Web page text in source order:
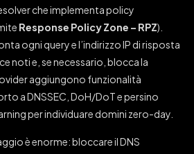
che implementa policy
Response Policy Zone – RPZ).
ogni query e l’indirizzo IP di risposta
noti e, se necessario, blocca la
aggiungono funzionalità
a DNSSEC, DoH/DoT e persino
per individuare domini zero-day.
è enorme: bloccare il DNS